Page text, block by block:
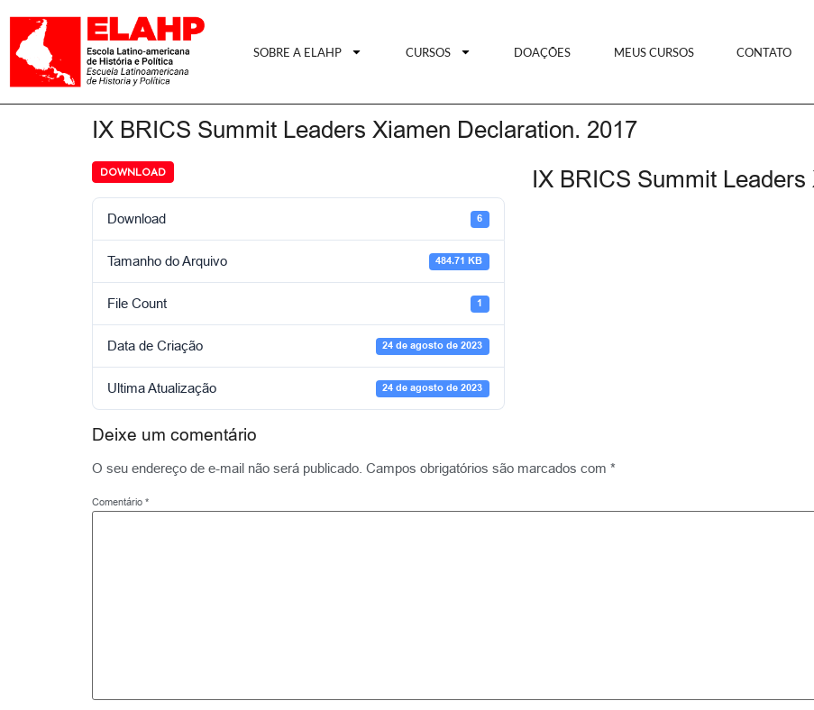
SOBRE A ELAHP CURSOS DOAÇÕES MEUS CURSOS CONTATO
IX BRICS Summit Leaders Xiamen Declaration. 2017
DOWNLOAD
Download 6
Tamanho do Arquivo 484.71 KB
File Count 1
Data de Criação 24 de agosto de 2023
Ultima Atualização 24 de agosto de 2023
IX BRICS Summit
Deixe um comentário
O seu endereço de e-mail não será publicado. Campos obrigatórios são marcados com *
Comentário *